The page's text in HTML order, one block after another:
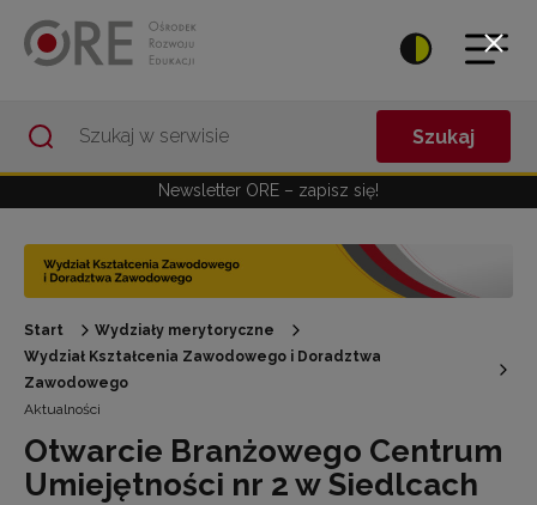
Szukaj
Newsletter ORE – zapisz się!
Start
Wydziały merytoryczne
Wydział Kształcenia Zawodowego i Doradztwa
Zawodowego
Aktualności
Otwarcie Branżowego Centrum
Umiejętności nr 2 w Siedlcach